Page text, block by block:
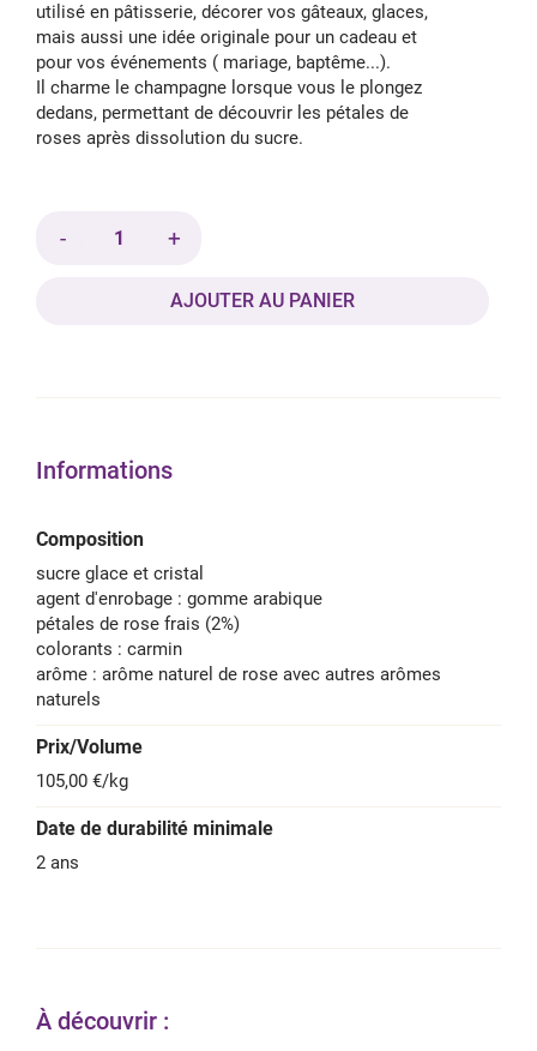
utilisé en pâtisserie, décorer vos gâteaux, glaces,
mais aussi une idée originale pour un cadeau et
pour vos événements ( mariage, baptême...).
Il charme le champagne lorsque vous le plongez
dedans, permettant de découvrir les pétales de
roses après dissolution du sucre.
- +
AJOUTER AU PANIER
Informations
Composition
sucre glace et cristal
agent d'enrobage : gomme arabique
pétales de rose frais (2%)
colorants : carmin
arôme : arôme naturel de rose avec autres arômes
naturels
Prix/Volume
105,00 €/kg
Date de durabilité minimale
2 ans
À découvrir :